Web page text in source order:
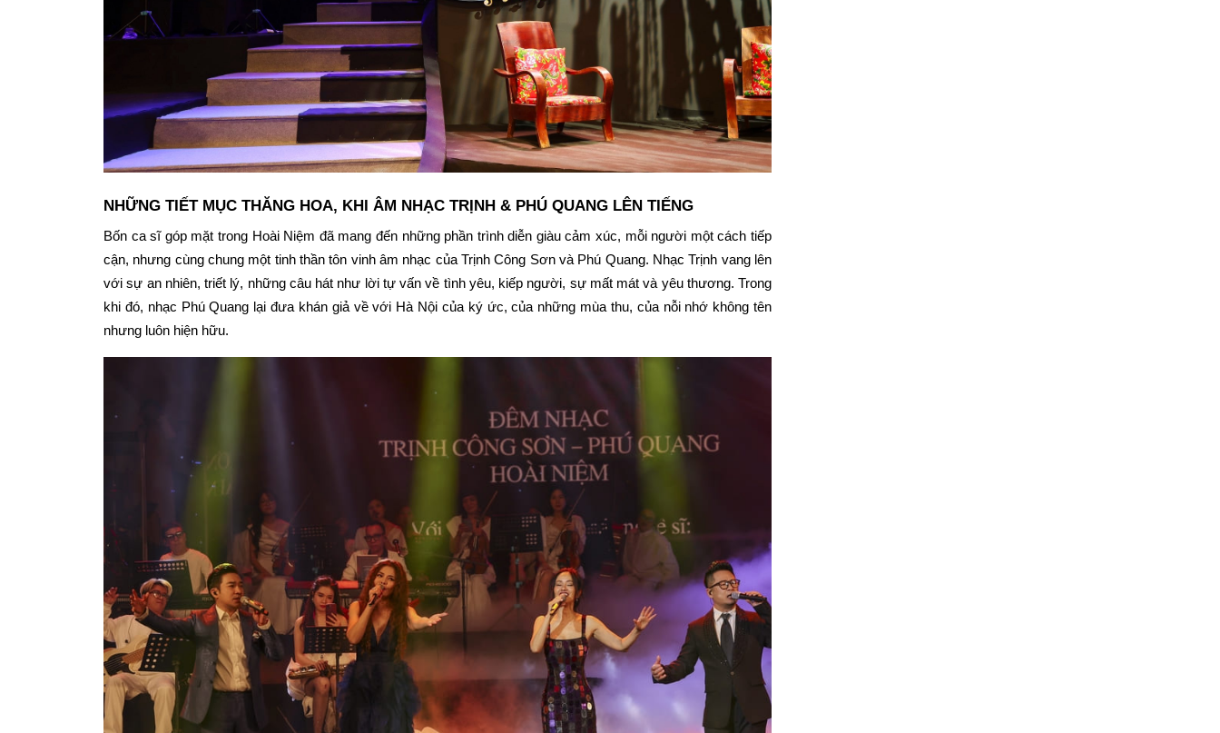
NHỮNG TIẾT MỤC THĂNG HOA, KHI ÂM NHẠC TRỊNH & PHÚ QUANG LÊN TIẾNG
Bốn ca sĩ góp mặt trong Hoài Niệm đã mang đến những phần trình diễn giàu cảm xúc, mỗi người một cách tiếp
cận, nhưng cùng chung một tinh thần tôn vinh âm nhạc của Trịnh Công Sơn và Phú Quang. Nhạc Trịnh vang lên
với sự an nhiên, triết lý, những câu hát như lời tự vấn về tình yêu, kiếp người, sự mất mát và yêu thương. Trong
khi đó, nhạc Phú Quang lại đưa khán giả về với Hà Nội của ký ức, của những mùa thu, của nỗi nhớ không tên
nhưng luôn hiện hữu.